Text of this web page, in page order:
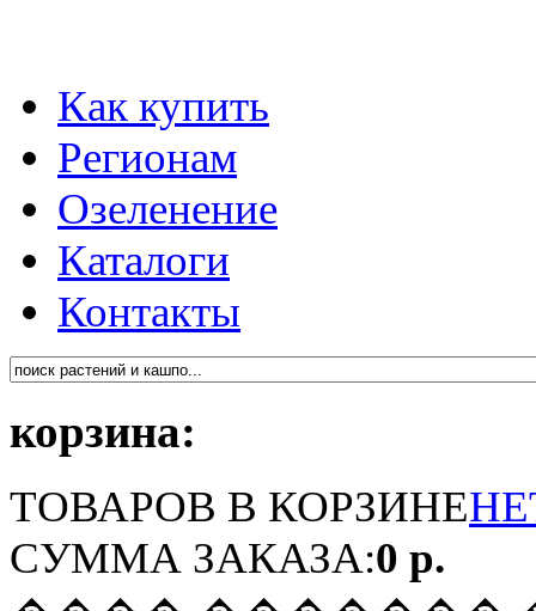
Как купить
Регионам
Озеленение
Каталоги
Контакты
корзина:
ТОВАРОВ В КОРЗИНЕ
СУММА ЗАКАЗА:0 р.